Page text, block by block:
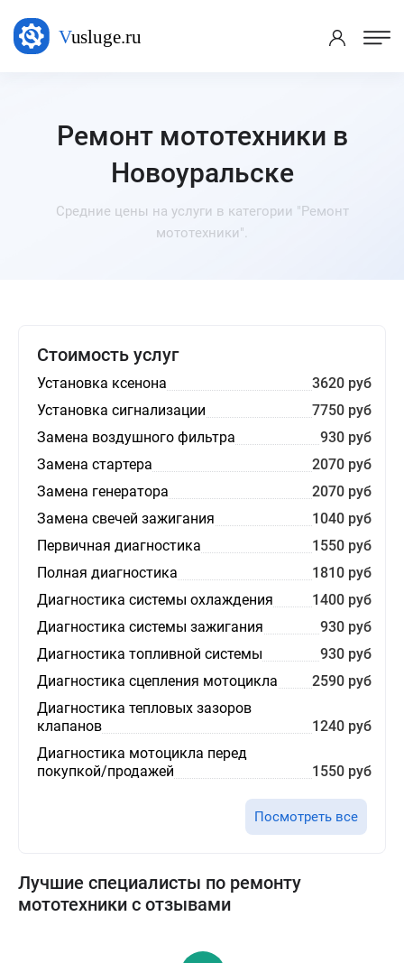
Ремонт мототехники в
Новоуральске
Средние цены на услуги в категории "Ремонт
мототехники".
Стоимость услуг
Установка ксенона
3620 руб
Установка сигнализации
7750 руб
Замена воздушного фильтра
930 руб
Замена стартера
2070 руб
Замена генератора
2070 руб
Замена свечей зажигания
1040 руб
Первичная диагностика
1550 руб
Полная диагностика
1810 руб
Диагностика системы охлаждения
1400 руб
Диагностика системы зажигания
930 руб
Диагностика топливной системы
930 руб
Диагностика сцепления мотоцикла
2590 руб
Диагностика тепловых зазоров
клапанов
1240 руб
Диагностика мотоцикла перед
покупкой/продажей
1550 руб
Посмотреть все
Лучшие специалисты по ремонту
мототехники с отзывами